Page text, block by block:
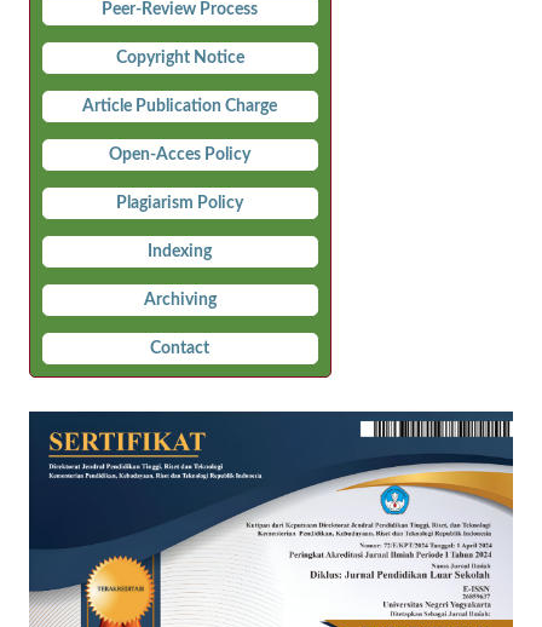
Peer-Review Process
Copyright Notice
Article Publication Charge
Open-Acces Policy
Plagiarism Policy
Indexing
Archiving
Contact